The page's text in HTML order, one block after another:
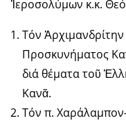
Ἱεροσολύμων κ.κ.
Τόν
Προσκυνήματος
διά θέματα τοῦ
Κανᾶ.
Τόν π.